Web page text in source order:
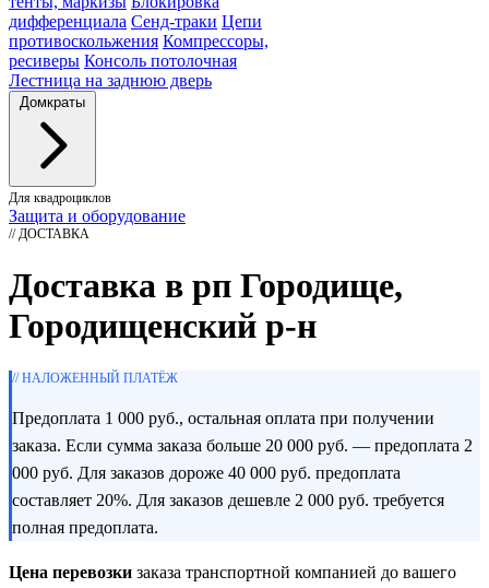
дифференциала Сенд-траки Цепи
противоскольжения Компрессоры,
ресиверы Консоль потолочная
Лестница на заднюю дверь
Домкраты
Для квадроциклов
Защита и оборудование
// ДОСТАВКА
Доставка в рп Городище,
Городищенский р-н
// НАЛОЖЕННЫЙ ПЛАТЁЖ
Предоплата 1 000 руб., остальная оплата при получении
заказа. Если сумма заказа больше 20 000 руб. — предоплата 2
000 руб. Для заказов дороже 40 000 руб. предоплата
составляет 20%. Для заказов дешевле 2 000 руб. требуется
полная предоплата.
Цена перевозки заказа транспортной компанией до вашего